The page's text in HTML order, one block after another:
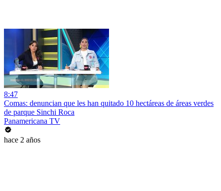
8:47
Comas: denuncian que les han quitado 10 hectáreas de áreas verdes
de parque Sinchi Roca
Panamericana TV
hace 2 años